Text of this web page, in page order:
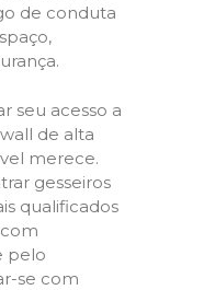
de conduta
seu acesso a
de alta
merece.
gesseiros
qualificados
pelo
se com